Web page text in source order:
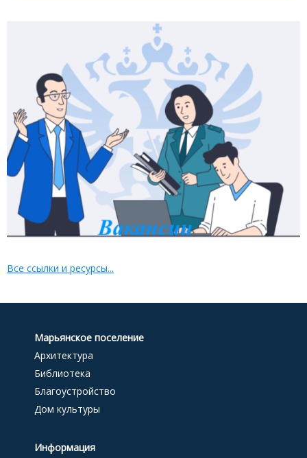
Все ссылки и ресурсы...
Марьянское поселение
Архитектура
Библиотека
Благоустройство
Дом культуры
Информация